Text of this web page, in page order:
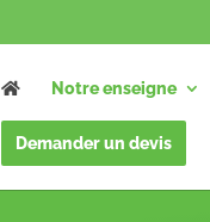
Notre enseigne
Demander un devis